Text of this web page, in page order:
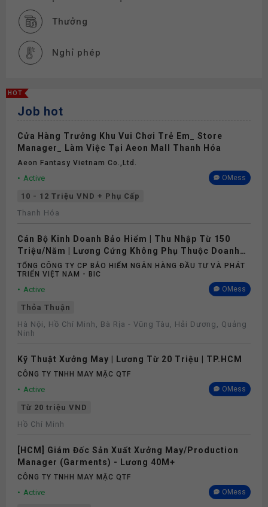
Thưởng
Nghỉ phép
HOT
Job hot
Cửa Hàng Trưởng Khu Vui Chơi Trẻ Em_ Store
Manager_ Làm Việc Tại Aeon Mall Thanh Hóa
Aeon Fantasy Vietnam Co.,ltd.
Active OMess
10 - 12 Triệu VND + Phụ Cấp
Thanh Hóa
Cán Bộ Kinh Doanh Bảo Hiểm | Thu Nhập Từ 150
Triệu/Năm | Lương Cứng Không Phụ Thuộc Doanh
Số
TỔNG CÔNG TY CP BẢO HIỂM NGÂN HÀNG ĐẦU TƯ VÀ PHÁT
TRIỂN VIỆT NAM - BIC
Active OMess
Thỏa Thuận
Hà Nội, Hồ Chí Minh, Bà Rịa - Vũng Tàu, Hải Dương, Quảng
Ninh
Kỹ Thuật Xưởng May | Lương Từ 20 Triệu | TP.HCM
CÔNG TY TNHH MAY MẶC QTF
Active OMess
Từ 20 triệu VND
Hồ Chí Minh
[HCM] Giám Đốc Sản Xuất Xưởng May/Production
Manager (Garments) - Lương 40M+
CÔNG TY TNHH MAY MẶC QTF
Active OMess